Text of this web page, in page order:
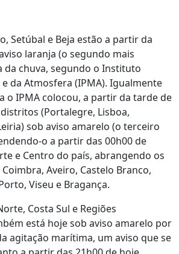
Setúbal e Beja estão a partir da
laranja (o segundo mais
da chuva, segundo o Instituto
da Atmosfera (IPMA). Igualmente
o IPMA colocou, a partir da tarde de
(Portalegre, Lisboa,
sob aviso amarelo (o terceiro
o a partir das 00h00 de
e Centro do país, abrangendo os
Aveiro, Castelo Branco,
Viseu e Bragança.
Costa Sul e Regiões
está hoje sob aviso amarelo por
agitação marítima, um aviso que se